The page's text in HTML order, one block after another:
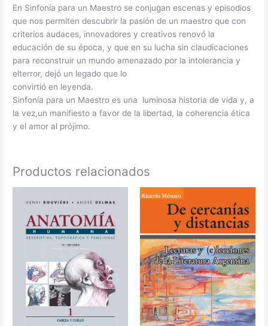
En Sinfonía para un Maestro se conjugan escenas y episodios
que nos permiten descubrir la pasión de un maestro que con
criterios audaces, innovadores y creativos renovó la
educación de su época, y que en su lucha sin claudicaciones
para reconstruir un mundo amenazado por la intolerancia y
elterror, dejó un legado que lo
convirtió en leyenda.
Sinfonía para un Maestro es una luminosa historia de vida y, a
la vez,un manifiesto a favor de la libertad, la coherencia ética
y el amor al prójimo.
Productos relacionados